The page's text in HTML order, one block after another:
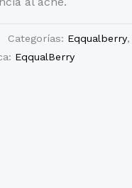
Categorías: Eqqualberry,
EqqualBerry